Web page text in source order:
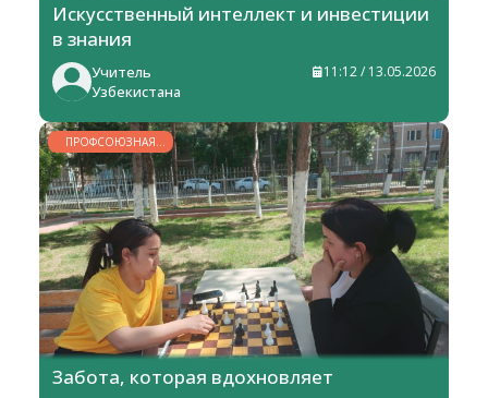
Искусственный интеллект и инвестиции
в знания
Учитель
Узбекистана
11:12 / 13.05.2026
ПРОФСОЮЗНАЯ
ЖИЗНЬ
Забота, которая вдохновляет